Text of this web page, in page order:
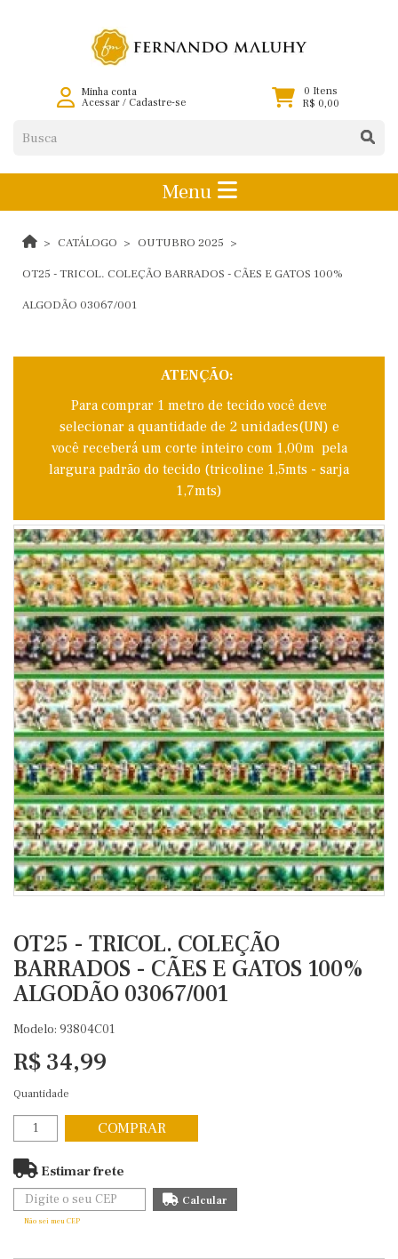
Minha conta
Acessar/ Cadastre-se
0 Itens
R$ 0,00
Menu
CATÁLOGO OUTUBRO 2025
OT25 - TRICOL. COLEÇÃO BARRADOS - CÃES E GATOS 100%
ALGODÃO 03067/001
ATENÇÃO:
Para comprar 1 metro de tecido você deve
selecionar a quantidade de 2 unidades(UN) e
você receberá um corte inteiro com 1,00m pela
largura padrão do tecido (tricoline 1,5mts - sarja
1,7mts)
OT25 - TRICOL. COLEÇÃO
BARRADOS - CÃES E GATOS 100%
ALGODÃO 03067/001
Modelo: 93804C01
R$ 34,99
Quantidade
COMPRAR
Estimar frete
Não sei meu CEP